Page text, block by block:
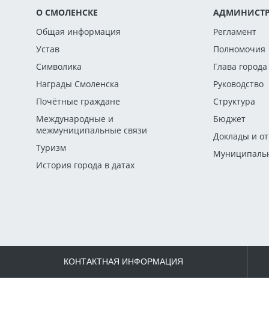
О СМОЛЕНСКЕ
Общая информация
Устав
Символика
Награды Смоленска
Почётные граждане
Международные и
межмуниципальные связи
Туризм
История города в датах
Регламент
Полномочия
Глава города
Руководство
Структура
Бюджет
Доклады и
КОНТАКТНАЯ ИНФОРМАЦИЯ